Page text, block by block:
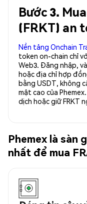
Bước 3.
(FRKT) an
Nền tảng Onchain
token on-chain chỉ
Web3. Đăng nhập,
hoặc địa chỉ hợp
bằng USDT, không
mật cao của
dịch hoặc giữ FRKT
Phemex là
nhất để mua